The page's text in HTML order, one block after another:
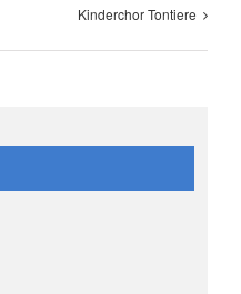
Kinderchor Tontiere